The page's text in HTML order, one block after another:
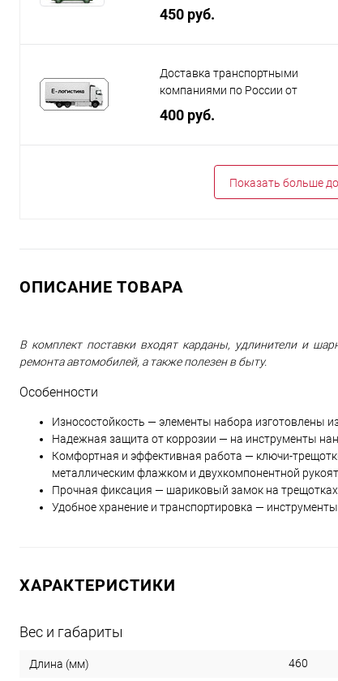
450 руб.
Доставка транспортными
компаниями по России от
400 руб.
Показать больше
ОПИСАНИЕ ТОВАРА
В комплект поставки входят карданы, удлинители и
ремонта автомобилей, а также полезен в быту.
Особенности
Износостойкость — элементы набора изготовлены
Надежная защита от коррозии — на инструменты
Комфортная и эффективная работа — ключи-
металлическим флажком и двухкомпонентной
Прочная фиксация — шариковый замок на
Удобное хранение и транспортировка —
ХАРАКТЕРИСТИКИ
Вес и габариты
Длина (мм) 460